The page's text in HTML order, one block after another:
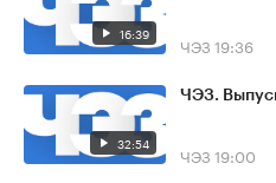
16:39 ЧЭЗ 19:36
32:54
ЧЭЗ.
ЧЭЗ 19:00